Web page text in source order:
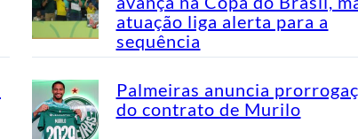
atuação liga alerta para a
sequência
Palmeiras anuncia
do contrato de Murilo